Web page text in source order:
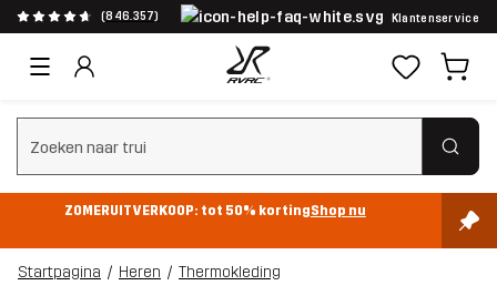
(846.357) Klantenservice
Zoeken wissen
ZOMERUITVERKOOP: tot 50% kortingShop nu
Startpagina Heren Thermokleding